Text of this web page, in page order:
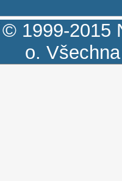
© 1999-2015
o.